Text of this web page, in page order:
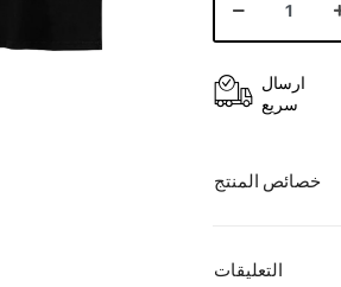
ارسال
سريع
خصائص المنتج
التعليقات